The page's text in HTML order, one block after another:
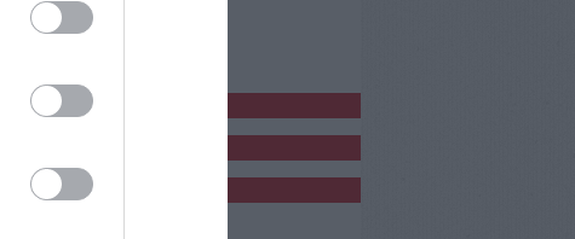
pubblicitàCl
pubblicità